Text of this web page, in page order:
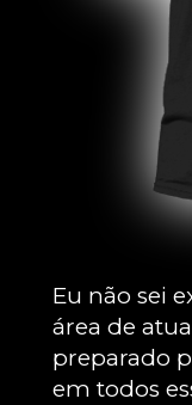
Eu não sei
área de
preparado
em todos